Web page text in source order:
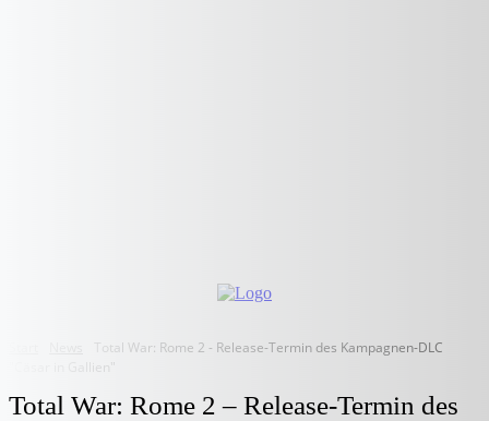
Total War: Rome 2 - Release-Termin des Kampagnen-DLC
"Cäsar in Gallien"
Total War: Rome 2 – Release-Termin des